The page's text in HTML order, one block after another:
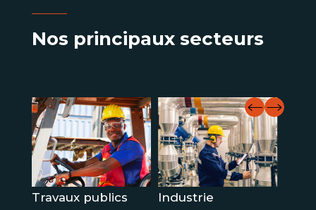
Nos principaux secteurs
Travaux publics Industrie